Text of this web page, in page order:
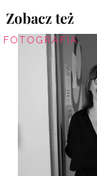
Zobacz też
FOTOGRAFIA